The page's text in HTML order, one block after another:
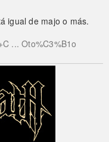
igual de majo o más.
... Oto%C3%B1o